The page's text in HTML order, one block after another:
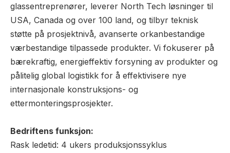
glassentreprenører, leverer North Tech løsninger til
USA, Canada og over 100 land, og tilbyr teknisk
støtte på prosjektnivå, avanserte orkanbestandige
værbestandige tilpassede produkter. Vi fokuserer på
bærekraftig, energieffektiv forsyning av produkter og
pålitelig global logistikk for å effektivisere nye
internasjonale konstruksjons- og
ettermonteringsprosjekter.
Bedriftens funksjon:
Rask ledetid: 4 ukers produksjonssyklus